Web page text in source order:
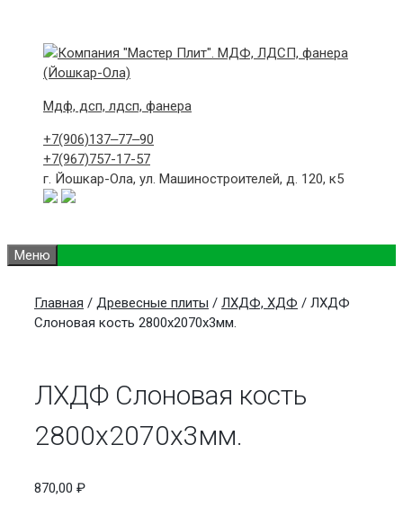
content
Мдф, дсп, лдсп, фанера
+7(906)137‒77‒90
+7(967)757-17-57
г. Йошкар-Ола, ул. Машиностроителей, д. 120, к5
Меню
Главная / Древесные плиты / ЛХДФ, ХДФ / ЛХДФ
Слоновая кость 2800х2070х3мм.
ЛХДФ Слоновая кость
2800х2070х3мм.
870,00 ₽